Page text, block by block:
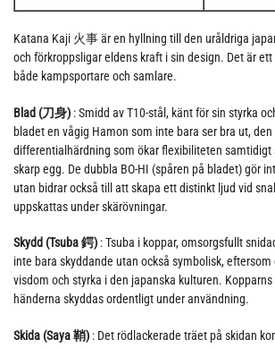
Katana Kaji 火事 är en hyllning till den uråldriga
och förkroppsligar eldens kraft i sin design. Det är
både kampsportare och samlare.
Blad (刀身) : Smidd av T10-stål, känt för sin styrka
bladet en vågig Hamon som inte bara ser bra ut,
differentialhärdning som ökar flexibiliteten samtidigt
skarp egg. De dubbla BO-HI (spåren på bladet) gör
utan bidrar också till att skapa ett distinkt ljud vid
uppskattas under skärövningar.
Skydd (Tsuba 鍔) : Tsuba i koppar, omsorgsfullt
inte bara skyddande utan också symbolisk,
visdom och styrka i den japanska kulturen.
händerna skyddas ordentligt under användning.
Skida (Saya 鞘) : Det rödlackerade träet på skidan